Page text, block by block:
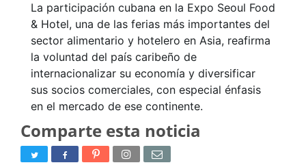
La participación cubana en la Expo Seoul Food
& Hotel, una de las ferias más importantes del
sector alimentario y hotelero en Asia, reafirma
la voluntad del país caribeño de
internacionalizar su economía y diversificar
sus socios comerciales, con especial énfasis
en el mercado de ese continente.
Comparte esta noticia